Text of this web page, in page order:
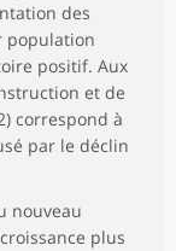
des
population
positif. Aux
et de
correspond à
par le déclin
nouveau
plus